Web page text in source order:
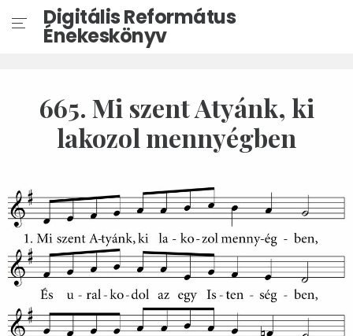
Digitális Református
Énekeskönyv
665. Mi szent Atyánk, ki
lakozol mennyégben